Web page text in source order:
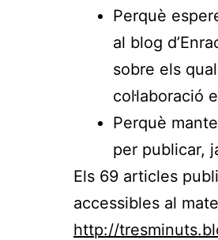
Perquè
al blog
sobre els
col·laboració
Perquè
per publicar,
Els 69 articles
accessibles al
http://